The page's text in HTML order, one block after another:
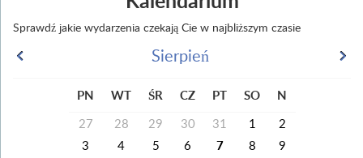
Sprawdź jakie wydarzenia czekają Cie w najbliższym czasie
Sierpień
PN WT ŚR CZ PT SO N
27 28 29 30 31 1
2
3
4 5 6 7 8
9